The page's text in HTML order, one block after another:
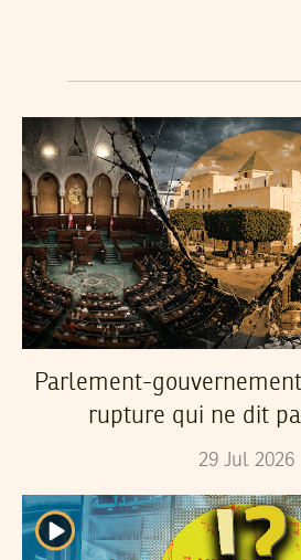
Parlement-
rupture qui ne dit
29 Jul 2026